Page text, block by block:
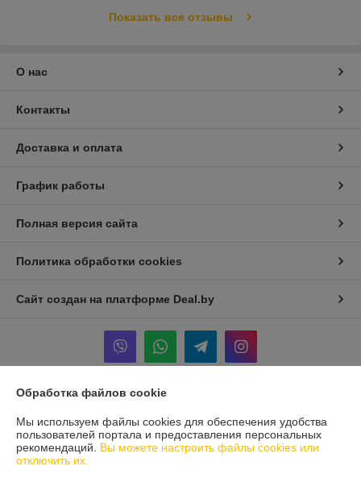
Показать все отзывы
О нас
Контакты
Доставка и оплата
График работы
Полная версия сайта
Политика обработки cookies
Сайт создан на платформе Deal.by
Юридическое лицо:ООО "БРАДЕХ"
Беларусь, 220073, г. Минск, ул. Скрыганова, д. 2, пом. 175 (кабинет
№23)
Обработка файлов cookie
Мы используем файлы cookies для обеспечения удобства
пользователей портала и предоставления персональных
рекомендаций. Вы можете настроить файлы cookies или
отключить их.